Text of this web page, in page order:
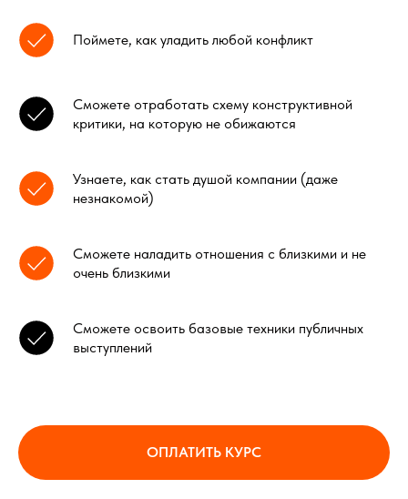
Поймете, как уладить любой конфликт
Сможете отработать схему конструктивной
критики, на которую не обижаются
Узнаете, как стать душой компании (даже
незнакомой)
Сможете наладить отношения с близкими и не
очень близкими
Сможете освоить базовые техники публичных
выступлений
ОПЛАТИТЬ КУРС